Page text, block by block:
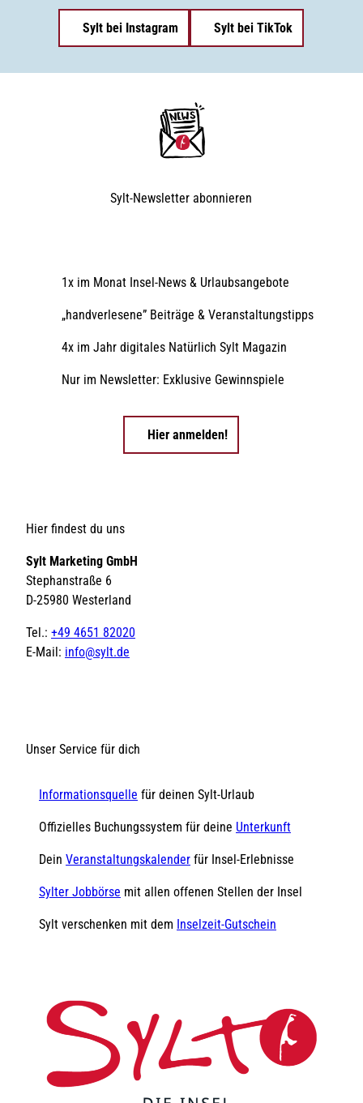
Sylt bei Instagram Sylt bei TikTok
Sylt-Newsletter abonnieren
1x im Monat Insel-News & Urlaubsangebote
„handverlesene” Beiträge & Veranstaltungstipps
4x im Jahr digitales Natürlich Sylt Magazin
Nur im Newsletter: Exklusive Gewinnspiele
Hier anmelden!
Hier findest du uns
Sylt Marketing GmbH
Stephanstraße 6
D-25980 Westerland
Tel.: +49 4651 82020
E-Mail: info@sylt.de
Unser Service für dich
Informationsquelle für deinen Sylt-Urlaub
Offizielles Buchungssystem für deine Unterkunft
Dein Veranstaltungskalender für Insel-Erlebnisse
Sylter Jobbörse mit allen offenen Stellen der Insel
Sylt verschenken mit dem Inselzeit-Gutschein